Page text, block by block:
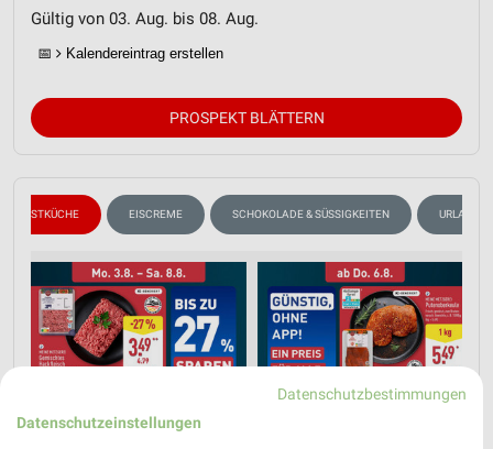
Gültig von 03. Aug. bis 08. Aug.
📅 Kalendereintrag erstellen
PROSPEKT BLÄTTERN
HERBSTKÜCHE EISCREME SCHOKOLADE & SÜSSIGKEITEN URLAUB &
Datenschutzbestimmungen
Datenschutzeinstellungen